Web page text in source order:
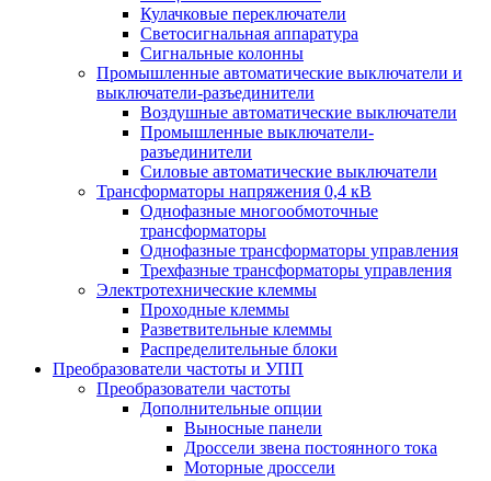
Кулачковые переключатели
Светосигнальная аппаратура
Сигнальные колонны
Промышленные автоматические выключатели и
выключатели-разъединители
Воздушные автоматические выключатели
Промышленные выключатели-
разъединители
Силовые автоматические выключатели
Трансформаторы напряжения 0,4 кВ
Однофазные многообмоточные
трансформаторы
Однофазные трансформаторы управления
Трехфазные трансформаторы управления
Электротехнические клеммы
Проходные клеммы
Разветвительные клеммы
Распределительные блоки
Преобразователи частоты и УПП
Преобразователи частоты
Дополнительные опции
Выносные панели
Дроссели звена постоянного тока
Моторные дроссели